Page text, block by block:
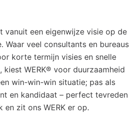
vanuit een eigenwijze visie op de
Waar veel consultants en bureaus
korte termijn visies en snelle
kiest WERK® voor duurzaamheid
win-win-win situatie; pas als
en kandidaat – perfect tevreden
zit ons WERK er op.